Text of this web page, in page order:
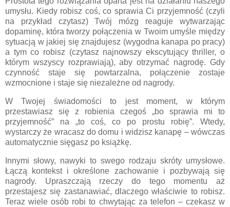
umysłu. Kiedy robisz coś, co sprawia Ci przyjemność (czyli
na przykład czytasz) Twój mózg reaguje wytwarzając
dopaminę, która tworzy połączenia w Twoim umyśle między
sytuacją w jakiej się znajdujesz (wygodna kanapa po pracy)
a tym co robisz (czytasz najnowszy ekscytujący thriller, o
którym wszyscy rozprawiają), aby otrzymać nagrodę. Gdy
czynność staje się powtarzalna, połączenie zostaje
wzmocnione i staje się niezależne od nagrody.
W Twojej świadomości to jest moment, w którym
przestawiasz się z robienia czegoś „bo sprawia mi to
przyjemność” na „to coś, co po prostu robię”. Wtedy,
wystarczy że wracasz do domu i widzisz kanapę – wówczas
automatycznie sięgasz po książkę.
Innymi słowy, nawyki to swego rodzaju skróty umysłowe.
Łączą kontekst i określone zachowanie i pozbywają się
nagrody. Upraszczają rzeczy do tego momentu aż
przestajesz się zastanawiać, dlaczego właściwie to robisz.
Teraz wiele osób robi to chwytając za telefon – czekasz w